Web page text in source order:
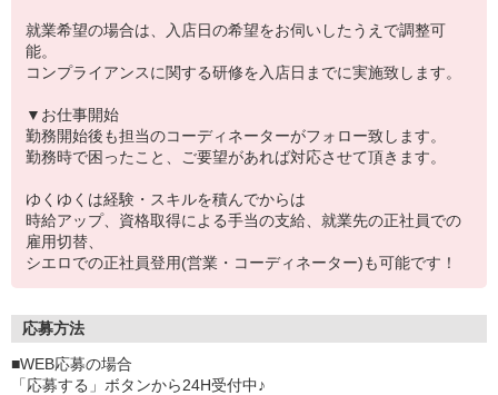
就業希望の場合は、入店日の希望をお伺いしたうえで調整可
能。
コンプライアンスに関する研修を入店日までに実施致します。
▼お仕事開始
勤務開始後も担当のコーディネーターがフォロー致します。
勤務時で困ったこと、ご要望があれば対応させて頂きます。
ゆくゆくは経験・スキルを積んでからは
時給アップ、資格取得による手当の支給、就業先の正社員での
雇用切替、
シエロでの正社員登用(営業・コーディネーター)も可能です！
応募方法
■WEB応募の場合
「応募する」ボタンから24H受付中♪